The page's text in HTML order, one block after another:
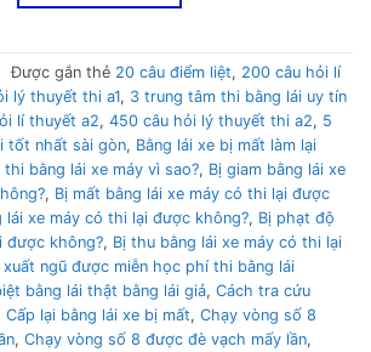
Được gắn thẻ 20 câu điểm liệt, 200 câu hỏi lí
lý thuyết thi a1, 3 trung tâm thi bằng lái uy tín
lí thuyết a2, 450 câu hỏi lý thuyết thi a2, 5
tốt nhất sài gòn, Bằng lái xe bị mất làm lại
thi bằng lái xe máy vì sao?, Bị giam bằng lái xe
, Bị mất bằng lái xe máy có thi lại được
lái xe máy có thi lại được không?, Bị phạt độ
được không?, Bị thu bằng lái xe máy có thi lại
xuất ngũ được miễn học phí thi bằng lái
bằng lái thật bằng lái giả, Cách tra cứu
Cấp lại bằng lái xe bị mất, Chạy vòng số 8
, Chạy vòng số 8 được đè vạch mấy lần,